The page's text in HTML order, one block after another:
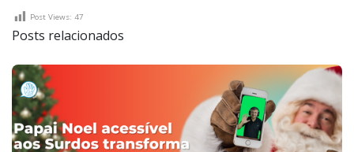
Post Views: 47
Posts relacionados